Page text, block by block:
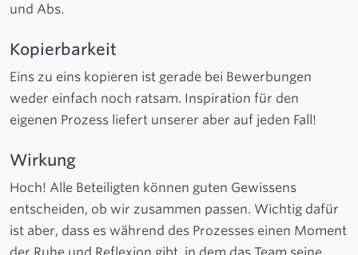
und Abs.
Kopierbarkeit
Eins zu eins kopieren ist gerade bei Bewerbungen
weder einfach noch ratsam. Inspiration für den
eigenen Prozess liefert unserer aber auf jeden Fall!
Wirkung
Hoch! Alle Beteiligten können guten Gewissens
entscheiden, ob wir zusammen passen. Wichtig dafür
ist aber, dass es während des Prozesses einen Moment